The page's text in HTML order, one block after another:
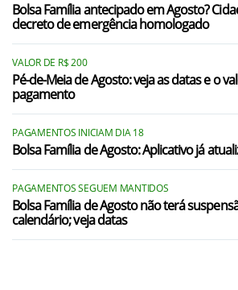
Bolsa Família antecipado em Agosto?
decreto de emergência homologado
VALOR DE R$ 200
Pé-de-Meia de Agosto: veja as datas e o
pagamento
PAGAMENTOS INICIAM DIA 18
Bolsa Família de Agosto: Aplicativo já
PAGAMENTOS SEGUEM MANTIDOS
Bolsa Família de Agosto não terá
calendário; veja datas